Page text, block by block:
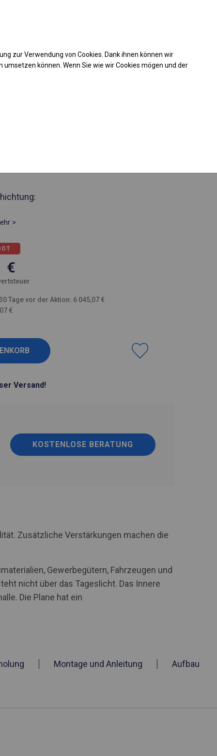
Laden Sie das PDF -Angebot herunter
>
€
Tage vor der Aktion: 6 045,07 €
€
Versand!
KOSTENLOSE BERATUNG
Zusätzliche Verstärkungen machen die
Gewerbegütern, Fahrzeugen und
nicht über das Tageslicht. Das Innere
Die Plane hat ein
Montage und Anleitung Aufbau
zur Verwendung von Cookies. Dank ihnen können wir
können. Wenn Sie wie wir Cookies mögen und der